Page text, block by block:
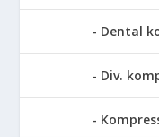
Dental
Div.